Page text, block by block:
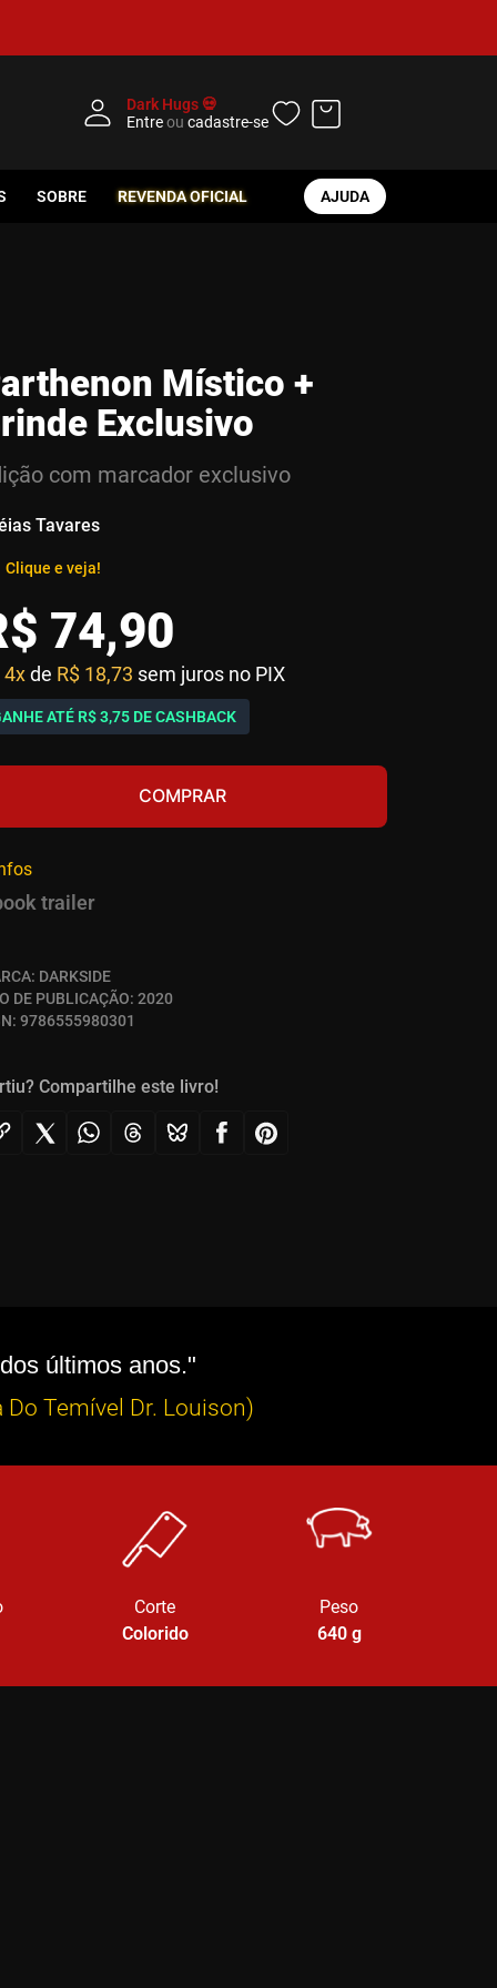
Dark Hugs 💀
Entreou cadastre-se
SOBRE REVENDA OFICIAL AJUDA
Místico +
Exclusivo
com marcador exclusivo
Tavares
Clique e veja!
74,90
4xde R$ 18,73 sem juros no PIX
ATÉ R$ 3,75 DE CASHBACK
COMPRAR
trailer
DARKSIDE
DE PUBLICAÇÃO: 2020
9786555980301
Compartilhe este livro!
últimos anos."
Temível Dr. Louison)
Corte
Colorido
Peso
640g